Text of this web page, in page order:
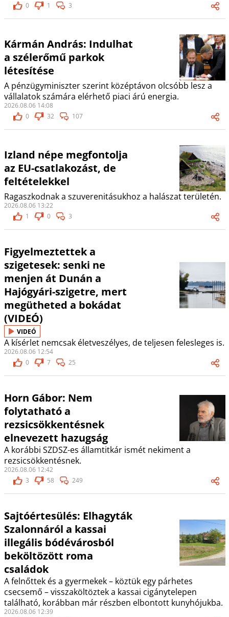
0
1 3
Kármán András: Indulhat
a szélerőmű parkok
létesítése
A pénzügyminiszter szerint középtávon olcsóbb lesz a
vállalatok számára elérhető piaci árú energia.
2026.08.06 14:08
0
32 107
Izland népe megfontolja
az EU-csatlakozást, de
feltételekkel
Ragaszkodnak a szuverenitásukhoz a halászat területén.
2026.08.06 13:22
1
0 3
Figyelmeztettek a
szigetesek: senki ne
menjen át Dunán a
Hajógyári-szigetre, mert
megütheted a bokádat
(VIDEÓ)
VIDEÓ
A kísérlet nemcsak életveszélyes, de teljesen felesleges is.
2026.08.06 12:54
0
7 25
Horn Gábor: Nem
folytatható a
rezsicsökkentésnek
elnevezett hazugság
A korábbi SZDSZ-es államtitkár ismét nekiment a
rezsicsökkentésnek.
2026.08.06 12:42
3
58 249
Sajtóértesülés: Elhagyták
Szalonnáról a kassai
illegális bódévárosból
beköltözött roma
családok
A felnőttek és a gyermekek – köztük egy párhetes
csecsemő – visszaköltöztek a kassai cigánytelepen
található, korábban már részben elbontott kunyhójukba.
2026.08.06 12:39